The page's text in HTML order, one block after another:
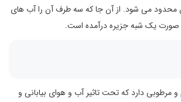
محدود می شود. از آن جا که سه طرف آن را آب های
صورت یک شبه جزیره درآمده است.
دارد که تحت تاثیر آب و هوای بیابانی و